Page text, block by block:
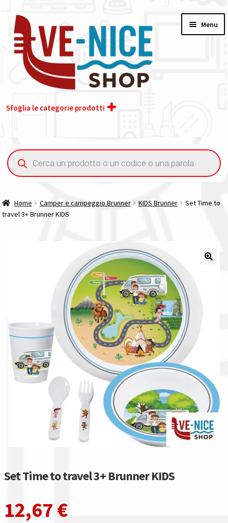
alla
navigazione
contenuto
Menu
Sfoglia le categorie prodotti
Chi siamo
Il nostro gruppo acquisti
Acquisti in rete pubblica amministrazione
Assicurazione integrativa Garanzia3
Bonus fiscali 2025
Diritto di recesso
Garanzia del produttore
Gestione resi
Privacy policy
Ricerca
prodotti
Home Camper e campeggio Brunner KIDS Brunner
Set Time to
travel 3+ Brunner KIDS
Set Time to travel 3+ Brunner KIDS
12,67 €